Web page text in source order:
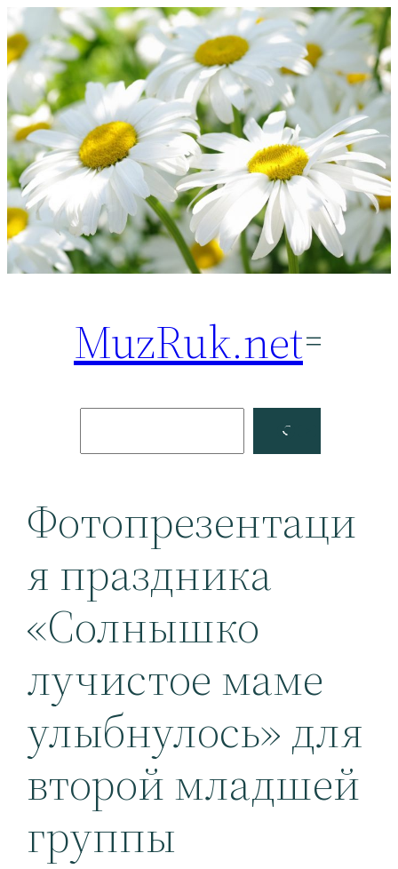
Перейти
к
содержимому
MuzRuk.net
Facebook
Фотопрезентаци
я праздника
«Солнышко
лучистое маме
улыбнулось» для
второй младшей
группы